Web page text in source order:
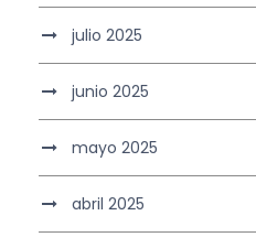
julio 2025
junio 2025
mayo 2025
abril 2025